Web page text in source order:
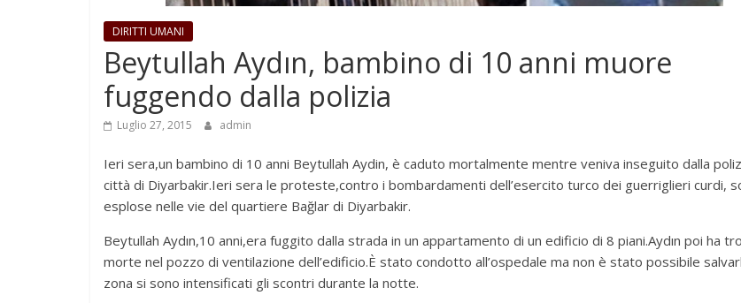
DIRITTI UMANI
Beytullah Aydın, bambino di 10 anni muore
fuggendo dalla polizia
Luglio 27, 2015 admin
Ieri sera,un bambino di 10 anni Beytullah Aydin, è caduto mortalmente mentre veniva inseguito dalla
città di Diyarbakir.Ieri sera le proteste,contro i bombardamenti dell’esercito turco dei guerriglieri curdi,
esplose nelle vie del quartiere Bağlar di Diyarbakir.
Beytullah Aydın,10 anni,era fuggito dalla strada in un appartamento di un edificio di 8 piani.Aydın poi ha
morte nel pozzo di ventilazione dell’edificio.È stato condotto all’ospedale ma non è stato possibile
zona si sono intensificati gli scontri durante la notte.